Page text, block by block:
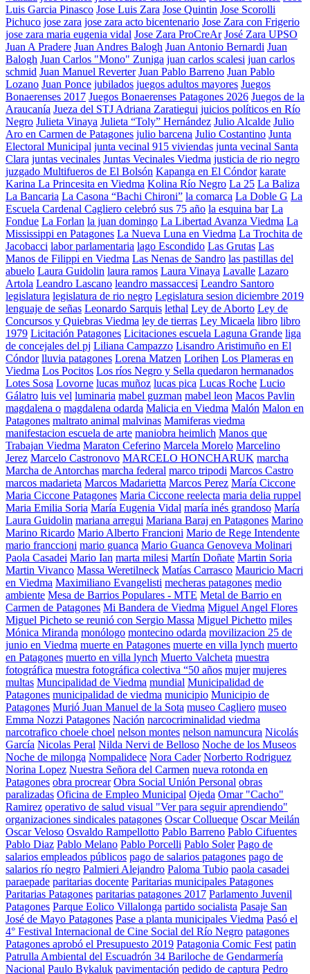
Luis Garcia Pinasco Jose Luis Zara Jose Quintin Jose Scorolli
Pichuco jose zara jose zara acto bicentenario Jose Zara con Frigerio
jose zara maria eugenia vidal Jose Zara ProCreAr José Zara UPSO
Juan A Pradere Juan Andres Balogh Juan Antonio Bernardi Juan
Balogh Juan Carlos "Mono" Zuniga juan carlos scalesi juan carlos
schmid Juan Manuel Reverter Juan Pablo Barreno Juan Pablo
Lozano Juan Ponce jubilados juegos adultos mayores Juegos
Bonaerenses 2017 Juegos Bonaerenses Patagones 2026 Juegos de la
Araucanía Jueza del STJ Adriana Zaratiegui juicios políticos en Río
Negro Julieta Vinaya Julieta “Toly” Hernández Julio Alcalde Julio
Aro en Carmen de Patagones julio barcena Julio Costantino Junta
Electoral Municipal junta vecinal 915 viviendas junta vecinal Santa
Clara juntas vecinales Juntas Vecinales Viedma justicia de rio negro
juzgado Multifueros de El Bolsón Kapanga en El Cóndor karate
Karina La Princesita en Viedma Kolina Río Negro La 25 La Baliza
La Bancaria La Casona “Bachi Chironi” la comarca La Doble G La
Escuela Cardenal Cagliero celebró sus 75 año la esquina bar La
Fondue La Forlan la juan domingo La Libertad Avanza Viedma La
Mississippi en Patagones La Nueva Luna en Viedma La Trochita de
Jacobacci labor parlamentaria lago Escondido Las Grutas Las
Manos de Filippi en Viedma Las Nenas de Sandro las pastillas del
abuelo Laura Guidolin laura ramos Laura Vinaya Lavalle Lazaro
Artola Leandro Lascano leandro massaccesi Leandro Santoro
legislatura legislatura de rio negro Legislatura sesion diciembre 2019
lenguaje de señas Leonardo Sarquis lethal Ley de Aborto Ley de
Concursos y Quiebras Viedma ley de tierras Ley Micaela libro libro
1979 Licitación Patagones Licitaciones escuela Laguna Grande liga
de concejales del pj Liliana Campazzo Lisandro Aristimuño en El
Cóndor lluvia patagones Lorena Matzen Lorihen Los Plameras en
Viedma Los Pocitos Los ríos Negro y Sella quedaron hermanados
Lotes Sosa Lovorne lucas muñoz lucas pica Lucas Roche Lucio
Gálatro luis vel luminaria mabel guzman mabel leon Macos Pavlin
magdalena o magdalena odarda Malicia en Viedma Malón Malon en
Patagones maltrato animal malvinas Mamiferas viedma
manifestacion escuela de arte maniobra heimlich Manos que
Trabajan Viedma Maraton Ceferino Marcela Morelo Marcelino
Jerez Marcelo Castronovo MARCELO HONCHARUK marcha
Marcha de Antorchas marcha federal marco tripodi Marcos Castro
marcos madarieta Marcos Madarietta Marcos Perez María Ciccone
Maria Ciccone Patagones Maria Ciccone reelecta maria delia ruppel
Maria Emilia Soria María Eugenia Vidal maría inés grandoso María
Laura Guidolin mariana arregui Mariana Baraj en Patagones Marino
Marino Ricardo Mario Alberto Francioni Mario de Rege Intendente
mario franccioni mario guanca Mario Guanca Genoveva Molinari
Paola Casadei Mario Ian marta milesi Martín Doñate Martin Soria
Martin Vivanco Massa Weretilneck Matías Carrasco Mauricio Macri
en Viedma Maximiliano Evangelisti mecheras patagones medio
ambiente Mesa de Barrios Populares - MTE Metal de Barrio en
Carmen de Patagones Mi Bandera de Viedma Miguel Angel Flores
Miguel Picheto se reunió con Sergio Massa Miguel Pichetto miles
Mónica Miranda monólogo montecino odarda movilizacion 25 de
junio en Viedma muerte en Patagones muerte en villa lynch muerto
en Patagones muerto en villa lynch Muerto Valcheta muestra
fotográfica muestra fotográfica colectiva “50 años mujer mujeres
multas Muncipalidad de Viedma mundial Municipalidad de
Patagones municipalidad de viedma municipio Municipio de
Patagones Murió Juan Manuel de la Sota museo Cagliero museo
Emma Nozzi Patagones Nación narcocriminalidad viedma
narcotrafico choele choel nelson montes nelson namuncura Nicolás
García Nicolas Peral Nilda Nervi de Belloso Noche de los Museos
Noche de milonga Nompalidece Nora Cader Norberto Rodriguez
Norina Lopez Nuestra Señora del Carmen nueva rotonda en
Patagones obra procrear Obra Social Unión Personal obras
paralizadas Oficina de Empleo Municipal Ojeda Omar "Cacho"
Ramirez operativo de salud visual "Ver para seguir aprendiendo"
organizaciones sindicales patagones Oscar Collueque Oscar Meilán
Oscar Veloso Osvaldo Rampellotto Pablo Barreno Pablo Cifuentes
Pablo Diaz Pablo Melano Pablo Porcelli Pablo Soler Pago de
salarios empleados públicos pago de salarios patagones pago de
salarios río negro Palmieri Alejandro Paloma Tubio paola casadei
paraepade paritarias docente Paritarias municipales Patagones
Paritarias Patagones paritarias patagones 2017 Parlamento Juvenil
Patagones Parque Eolico Villalonga partido socialista Pasaje San
José de Mayo Patagones Pase a planta municipales Viedma Pasó el
4° Festival Internacional de Cine Social del Río Negro patagones
Patagones aprobó el Presupuesto 2019 Patagonia Comic Fest patin
Patrulla Ambiental del Escuadrón 34 Bariloche de Gendarmería
Nacional Paulo Bykaluk pavimentación pedido de captura Pedro